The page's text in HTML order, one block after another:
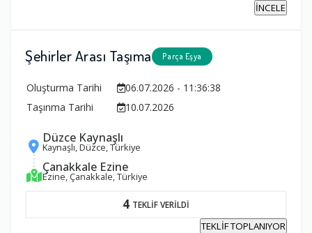
İNCELE
Şehirler Arası Taşıma Parça Eşya
Oluşturma Tarihi
06.07.2026 - 11:36:38
Taşınma Tarihi
10.07.2026
Düzce Kaynaşlı
Kaynaşlı, Düzce, Türkiye
Çanakkale Ezine
Ezine, Çanakkale, Türkiye
4 TEKLİF VERİLDİ
TEKLİF TOPLANIYOR